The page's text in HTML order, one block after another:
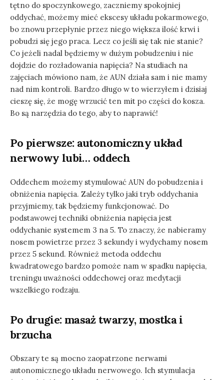
tętno do spoczynkowego, zaczniemy spokojniej
oddychać, możemy mieć ekscesy układu pokarmowego,
bo znowu przepłynie przez niego większa ilość krwi i
pobudzi się jego praca. Lecz co jeśli się tak nie stanie?
Co jeżeli nadal będziemy w dużym pobudzeniu i nie
dojdzie do rozładowania napięcia? Na studiach na
zajęciach mówiono nam, że AUN działa sam i nie mamy
nad nim kontroli. Bardzo długo w to wierzyłem i dzisiaj
cieszę się, że mogę wrzucić ten mit po części do kosza.
Bo są narzędzia do tego, aby to naprawić!
Po pierwsze: autonomiczny układ
nerwowy lubi… oddech
Oddechem możemy stymulować AUN do pobudzenia i
obniżenia napięcia. Zależy tylko jaki tryb oddychania
przyjmiemy, tak będziemy funkcjonować. Do
podstawowej techniki obniżenia napięcia jest
oddychanie systemem 3 na 5. To znaczy, że nabieramy
nosem powietrze przez 3 sekundy i wydychamy nosem
przez 5 sekund. Również metoda oddechu
kwadratowego bardzo pomoże nam w spadku napięcia,
treningu uważności oddechowej oraz medytacji
wszelkiego rodzaju.
Po drugie: masaż twarzy, mostka i
brzucha
Obszary te są mocno zaopatrzone nerwami
autonomicznego układu nerwowego. Ich stymulacja